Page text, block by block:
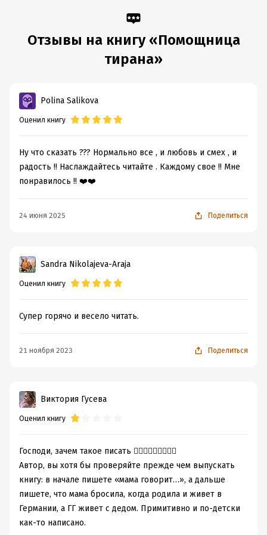
Отзывы на книгу «Помощница
тирана»
Polina Salikova
Оценил книгу
Ну что сказать ??? Нормально все , и любовь и смех , и
радость !! Наслаждайтесь читайте . Каждому свое !! Мне
понравилось !! ❤️❤️
24 июня 2025 Поделиться
Sandra Nikolajeva-Araja
Оценил книгу
Супер горячо и весело читать.
21 ноября 2023 Поделиться
Виктория Гусева
Оценил книгу
Господи, зачем такое писать 🤦🏼‍♀️🤦🏼‍♀️🤦🏼‍♀️
Автор, вы хотя бы проверяйте прежде чем выпускать
книгу: в начале пишете «мама говорит…», а дальше
пишете, что мама бросила, когда родила и живет в
Германии, а ГГ живет с дедом. Примитивно и по-детски
как-то написано.